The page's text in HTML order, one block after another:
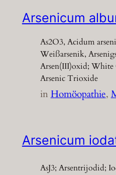
Arsenicum
As2O3, Acidum
Weißarsenik,
Arsen(III)oxid; White
Arsenic Trioxide
inHomöopathie,
Arsenicum
AsJ3; Arsentrijodid;